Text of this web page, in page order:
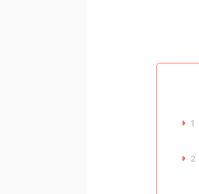
1
2